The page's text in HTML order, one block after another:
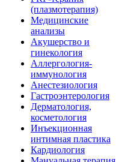
(плазмотерапия)
Медицинские
анализы
Акушерство и
гинекология
Аллергология-
иммунология
Анестезиология
Гастроэнтерология
Дерматология,
косметология
Инъекционная
интимная пластика
Кардиология